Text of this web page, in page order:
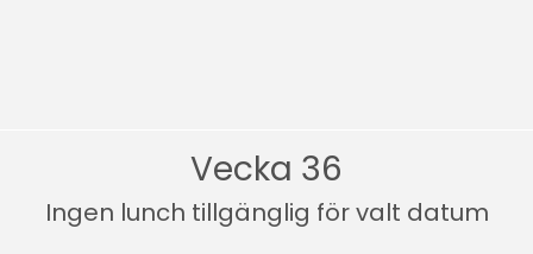
Vecka 36
Ingen lunch tillgänglig för valt datum